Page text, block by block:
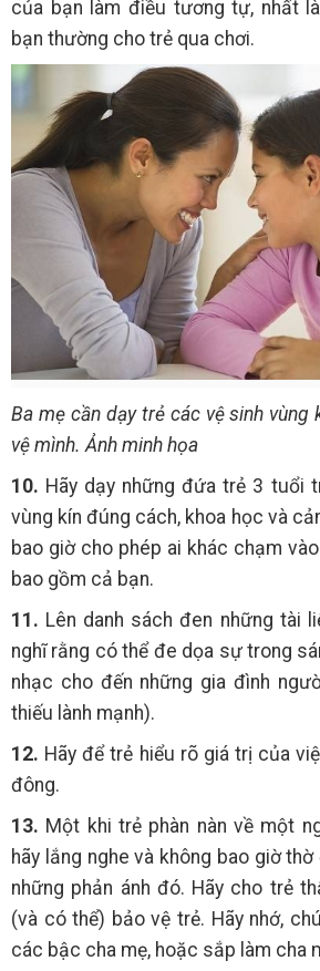
của bạn làm điều tương tự, nhất
bạn thường cho trẻ qua chơi.
Ba mẹ cần dạy trẻ các vệ sinh
vệ mình. Ảnh minh họa
10. Hãy dạy những đứa trẻ 3 tuổi
vùng kín đúng cách, khoa học và
bao giờ cho phép ai khác chạm
bao gồm cả bạn.
11. Lên danh sách đen những tài
nghĩ rằng có thể đe dọa sự trong
nhạc cho đến những gia đình
thiếu lành mạnh).
12. Hãy để trẻ hiểu rõ giá trị của
đông.
13. Một khi trẻ phàn nàn về một
hãy lắng nghe và không bao giờ
những phản ánh đó. Hãy cho trẻ
(và có thể) bảo vệ trẻ. Hãy nhớ,
các bậc cha mẹ, hoặc sắp làm cha